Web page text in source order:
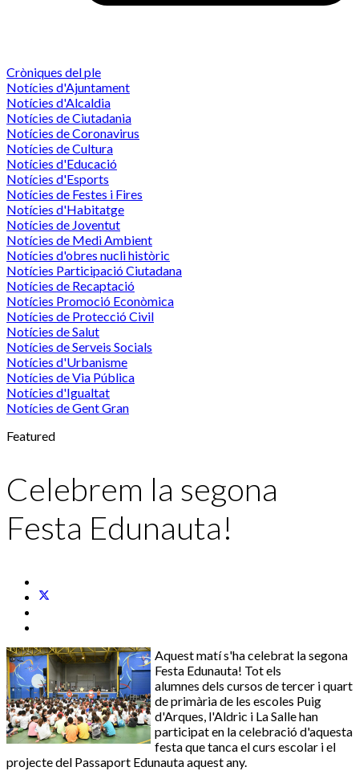
Cròniques del ple
Notícies d'Ajuntament
Notícies d'Alcaldia
Notícies de Ciutadania
Notícies de Coronavirus
Notícies de Cultura
Notícies d'Educació
Notícies d'Esports
Notícies de Festes i Fires
Notícies d'Habitatge
Notícies de Joventut
Notícies de Medi Ambient
Notícies d'obres nucli històric
Notícies Participació Ciutadana
Notícies de Recaptació
Notícies Promoció Econòmica
Notícies de Protecció Civil
Notícies de Salut
Notícies de Serveis Socials
Notícies d'Urbanisme
Notícies de Via Pública
Notícies d'Igualtat
Notícies de Gent Gran
Featured
Celebrem la segona
Festa Edunauta!
Aquest matí s'ha celebrat la segona
Festa Edunauta! Tot els
alumnes dels cursos de tercer i quart
de primària de les escoles Puig
d'Arques, l'Aldric i La Salle han
participat en la celebració d'aquesta
festa que tanca el curs escolar i el
projecte del Passaport Edunautaaquest any.